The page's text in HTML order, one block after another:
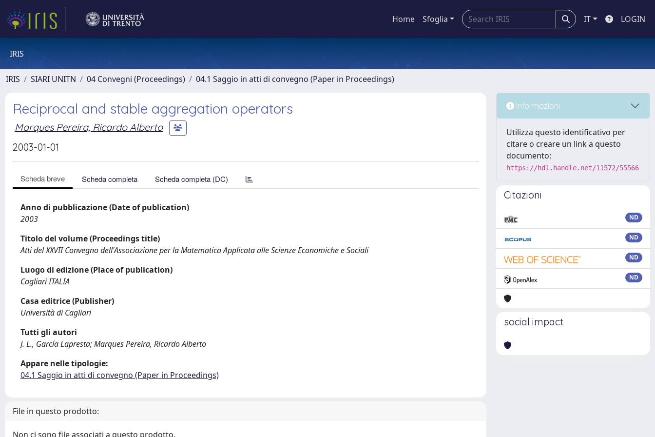
Home Sfoglia IT LOGIN
IRIS
IRIS SIARI UNITN 04 Convegni (Proceedings) 04.1 Saggio in atti di convegno (Paper in Proceedings)
Reciprocal and stable aggregation operators
Marques Pereira, Ricardo Alberto
2003-01-01
Scheda breve Scheda completa Scheda completa (DC)
Anno di pubblicazione (Date of publication)
2003
Titolo del volume (Proceedings title)
Atti del XXVII Convegno dell'Associazione per la Matematica Applicata alle Scienze Economiche e Sociali
Luogo di edizione (Place of publication)
Cagliari ITALIA
Casa editrice (Publisher)
Università di Cagliari
Tutti gli autori
J. L., García Lapresta; Marques Pereira, Ricardo Alberto
Appare nelle tipologie:
04.1 Saggio in atti di convegno (Paper in Proceedings)
File in questo prodotto:
Non ci sono file associati a questo prodotto.
Informazioni
Utilizza questo identificativo per
citare o creare un link a questo
documento:
https://hdl.handle.net/11572/55566
Citazioni
ND
ND
ND
ND
social impact